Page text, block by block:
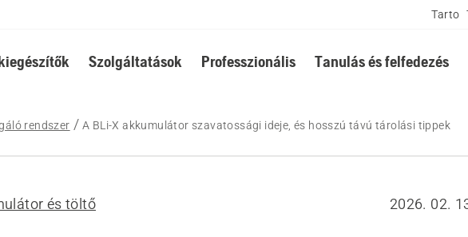
Tarto
Szolgáltatások Professzionális Tanulás és felfedezés
rendszer A BLi-X akkumulátor szavatossági ideje, és hosszú távú tárolási tippek
és töltő 2026. 02.